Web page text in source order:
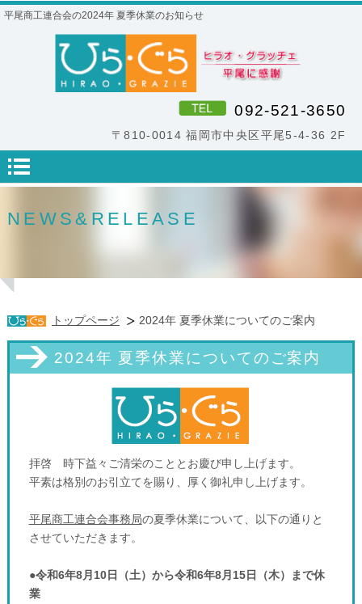
平尾商工連合会の2024年 夏季休業のお知らせ
092-521-3650
〒810-0014 福岡市中央区平尾5-4-36 2F
NEWS&RELEASE
トップページ 2024年 夏季休業についてのご案内
2024年 夏季休業についてのご案内
拝啓 時下益々ご清栄のこととお慶び申し上げます。
平素は格別のお引立てを賜り、厚く御礼申し上げます。
平尾商工連合会事務局の夏季休業について、以下の通りと
させていただきます。
●令和6年8月10日（土）から令和6年8月15日（木）まで休
業